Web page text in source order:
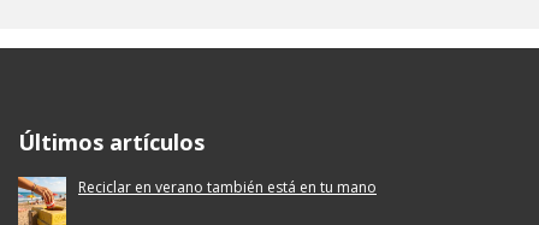
Últimos artículos
Reciclar en verano también está en tu mano